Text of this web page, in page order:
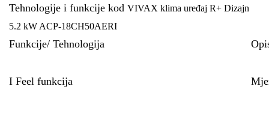
Tehnologije i funkcije kod VIVAX klima uređaj R+ Dizajn
5.2 kW ACP-18CH50AERI
Funkcije/ Tehnologija
I Feel funkcija